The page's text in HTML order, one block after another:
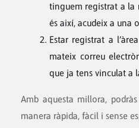
tinguem registrat a la
és així, acudeix a una
Estar registrat a
mateix correu
que ja tens vinculat a
Amb aquesta millora,
manera ràpida, fàcil i sense